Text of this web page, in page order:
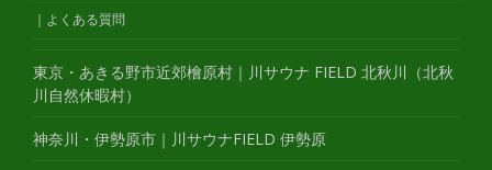
｜よくある質問
東京・あきる野市近郊檜原村｜川サウナ FIELD 北秋川（北秋
川自然休暇村）
神奈川・伊勢原市｜川サウナFIELD 伊勢原